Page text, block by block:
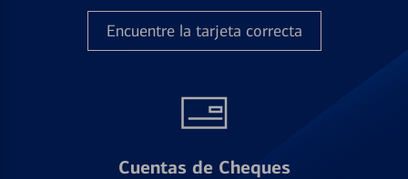
Encuentre la tarjeta correcta
Cuentas de Cheques